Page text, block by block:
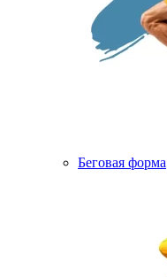
Беговая форма